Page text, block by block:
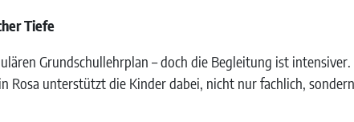
Tiefe
Grundschullehrplan – doch die Begleitung ist
Rosa unterstützt die Kinder dabei, nicht nur fachlich,